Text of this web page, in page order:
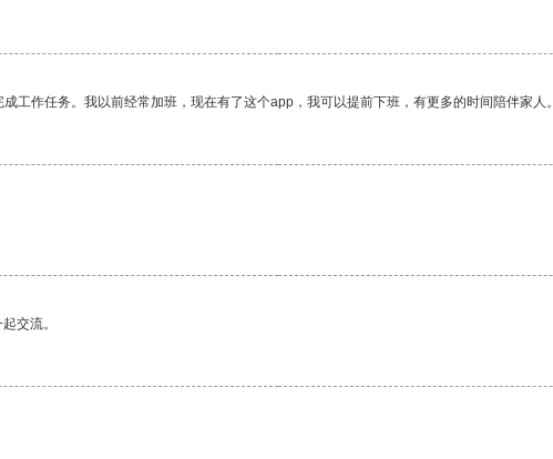
工作任务。我以前经常加班，现在有了这个app，我可以提前下班，有更多的时间陪伴家人。
交流。